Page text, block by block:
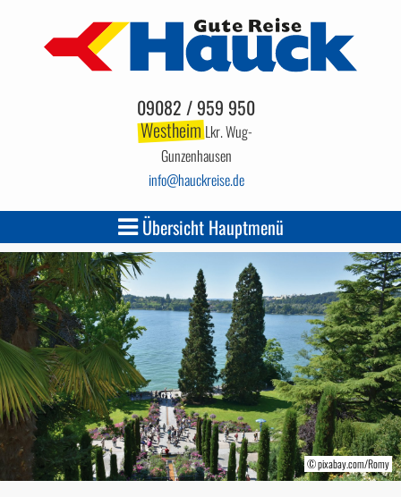
09082 / 959 950
WestheimLkr. Wug-
Gunzenhausen
info hauckreise.de
Übersicht Hauptmenü
© pixabay.com/Romy
© Pixxs - stock.adobe.com